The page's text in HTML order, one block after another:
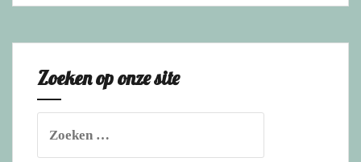
een
Zoeken op onze site
naar: